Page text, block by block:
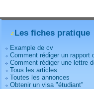
Les fiches pratique
Example de cv
Comment rédiger un rapport
Comment rédiger une lettre
Tous les articles
Toutes les annonces
Obtenir un visa "étudiant"